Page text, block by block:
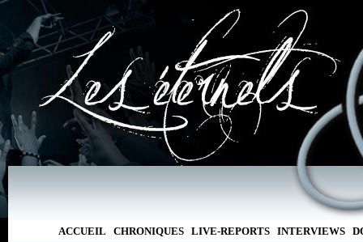
ACCUEIL CHRONIQUES LIVE-REPORTS INTERVIEWS